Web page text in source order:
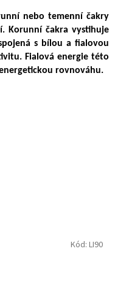
nebo temenní čakry
Korunní čakra vystihuje
s bílou a fialovou
Fialová energie této
rovnováhu.
Kód: LI90